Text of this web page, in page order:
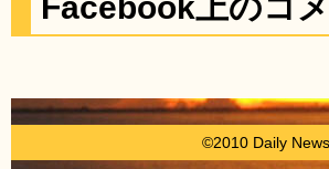
©2010 Daily